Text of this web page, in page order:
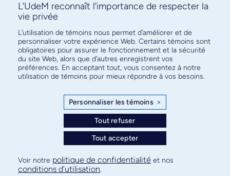
Abonnez-vous à notre infolettre
pour connaître l’actualité facultaire
Plan de site
Confidentialité
L’UdeM reconnaît l’importance de respecter la
vie privée
L’utilisation de témoins nous permet d’améliorer et de
personnaliser votre expérience Web. Certains témoins sont
obligatoires pour assurer le fonctionnement et la sécurité
du site Web, alors que d’autres enregistrent vos
préférences. En acceptant tout, vous consentez à notre
utilisation de témoins pour mieux répondre à vos besoins.
Personnaliser les témoins >
Tout refuser
Tout accepter
Voir notre politique de confidentialité et nos
conditions d’utilisation.